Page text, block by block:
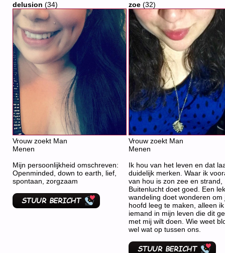
delusion (34)
Vrouw zoekt Man
Menen
Mijn persoonlijkheid omschreven:
Openminded, down to earth, lief,
spontaan, zorgzaam
zoe (32)
Vrouw zoekt Man
Menen
Ik hou van het leven en dat
duidelijk merken. Waar ik
van hou is zon zee en strand,
Buitenlucht doet goed. Een
wandeling doet wonderen om
hoofd leeg te maken, alleen
iemand in mijn leven die dit
met mij wilt doen. Wie weet
wel wat op tussen ons.